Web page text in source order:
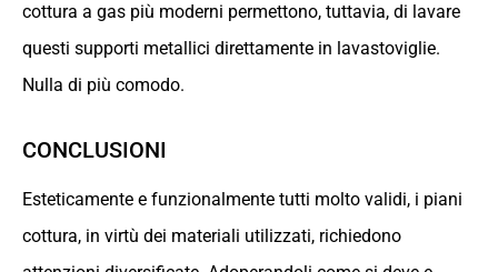
cottura a gas più moderni permettono, tuttavia, di lavare
questi supporti metallici direttamente in lavastoviglie.
Nulla di più comodo.
CONCLUSIONI
Esteticamente e funzionalmente tutti molto validi, i piani
cottura, in virtù dei materiali utilizzati, richiedono